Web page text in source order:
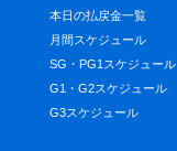
本日の払戻金一覧
月間スケジュール
SG・PG1スケジュール
G1・G2スケジュール
G3スケジュール